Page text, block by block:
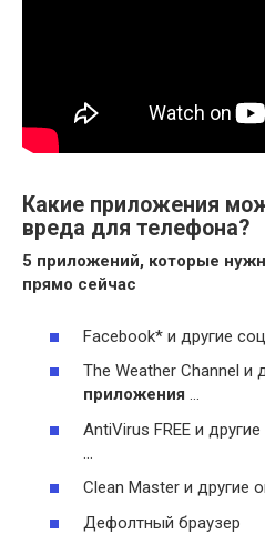
Какие приложения
вреда для телефона?
5 приложений, которые
прямо сейчас
Facebook* и другие
The Weather Channel и
приложения …
AntiVirus FREE и
…
Clean Master и другие
Дефолтный браузер